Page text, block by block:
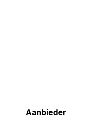
Aanbieder